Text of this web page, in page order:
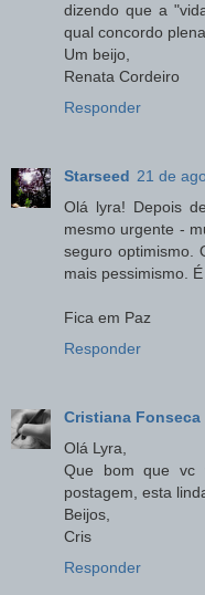
dizendo que a
qual concordo
Um beijo,
Renata Cordeiro
Responder
Starseed 21 de
Olá lyra! Depois
mesmo urgente -
seguro optimismo.
mais pessimismo.
Fica em Paz
Responder
Cristiana Fonseca
Olá Lyra,
Que bom que vc
postagem, esta
Beijos,
Cris
Responder